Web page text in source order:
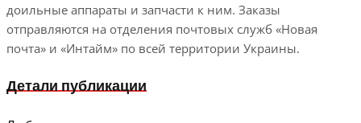
доильные аппараты и запчасти к ним. Заказы
отправляются на отделения почтовых служб «Новая
почта» и «Интайм» по всей территории Украины.
Детали публикации